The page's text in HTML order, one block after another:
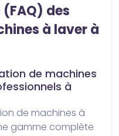
des
à laver à
de machines
à
gamme complète